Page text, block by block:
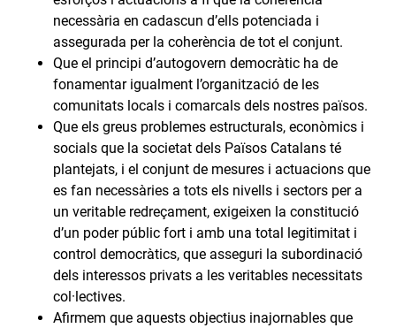
necessària en cadascun d’ells potenciada i
assegurada per la coherència de tot el conjunt.
Que el principi d’autogovern democràtic ha de
fonamentar igualment l’organització de les
comunitats locals i comarcals dels nostres països.
Que els greus problemes estructurals, econòmics i
socials que la societat dels Països Catalans té
plantejats, i el conjunt de mesures i actuacions que
es fan necessàries a tots els nivells i sectors per a
un veritable redreçament, exigeixen la constitució
d’un poder públic fort i amb una total legitimitat i
control democràtics, que asseguri la subordinació
dels interessos privats a les veritables necessitats
col·lectives.
Afirmem que aquests objectius inajornables que